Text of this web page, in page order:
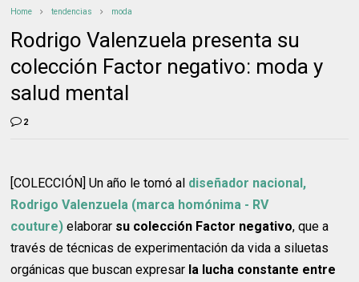
Home tendencias moda
Rodrigo Valenzuela presenta su
colección Factor negativo: moda y
salud mental
2
[COLECCIÓN] Un año le tomó al diseñador nacional,
Rodrigo Valenzuela (marca homónima - RV
couture) elaborar su colección Factor negativo, que a
través de técnicas de experimentación da vida a siluetas
orgánicas que buscan expresar la lucha constante entre